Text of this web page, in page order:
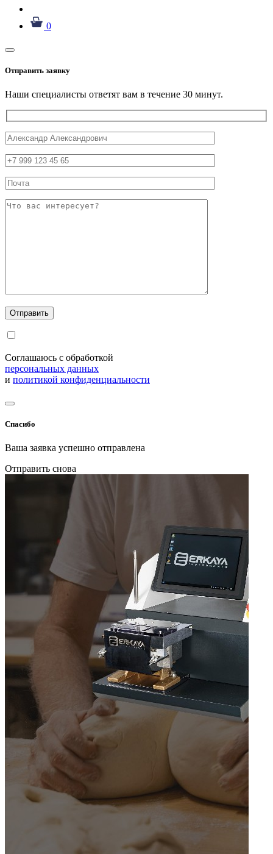
0
Отправить заявку
Наши специалисты ответят вам в течение 30 минут.
Соглашаюсь с обработкой
персональных данных
и политикой конфиденциальности
Спасибо
Ваша заявка успешно отправлена
Отправить снова